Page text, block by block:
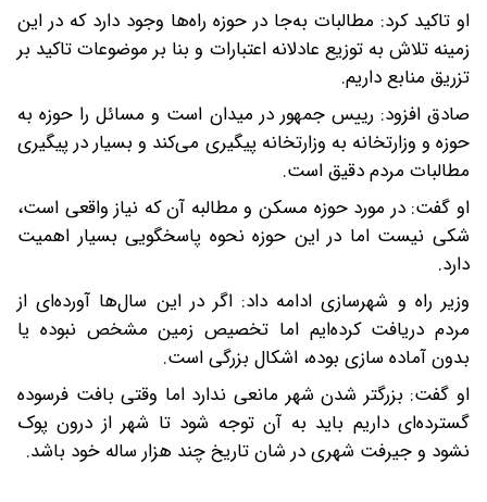
او تاکید کرد: مطالبات به‌جا در حوزه راه‌ها وجود دارد که در این
زمینه تلاش به توزیع عادلانه اعتبارات و بنا بر موضوعات تاکید بر
تزریق منابع داریم.
صادق افزود: رییس جمهور در میدان است و مسائل را حوزه به
حوزه و وزارتخانه به وزارتخانه پیگیری می‌کند و بسیار در پیگیری
مطالبات مردم دقیق است.
او گفت: در مورد حوزه مسکن و مطالبه آن که نیاز واقعی است،
شکی نیست اما در این حوزه نحوه پاسخگویی بسیار اهمیت
دارد.
وزیر راه و شهرسازی ادامه داد: اگر در این سال‌ها آورده‌ای از
مردم دریافت کرده‌ایم اما تخصیص زمین مشخص نبوده یا
بدون آماده سازی بوده، اشکال بزرگی است.
او گفت: بزرگتر شدن شهر مانعی ندارد اما وقتی بافت فرسوده
گسترده‌ای داریم باید به آن توجه شود تا شهر از درون پوک
نشود و جیرفت شهری در شان تاریخ چند هزار ساله خود باشد.